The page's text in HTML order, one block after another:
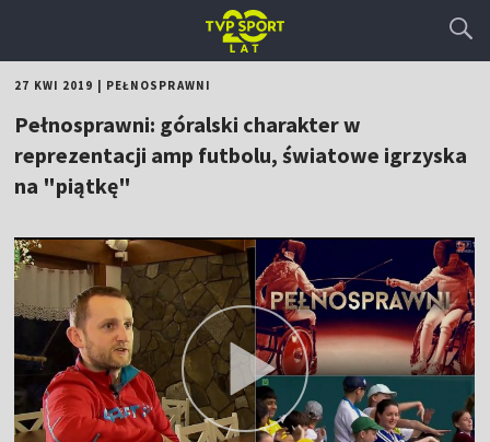
27 KWI 2019 PEŁNOSPRAWNI
Pełnosprawni: góralski charakter w
reprezentacji amp futbolu, światowe igrzyska
na "piątkę"